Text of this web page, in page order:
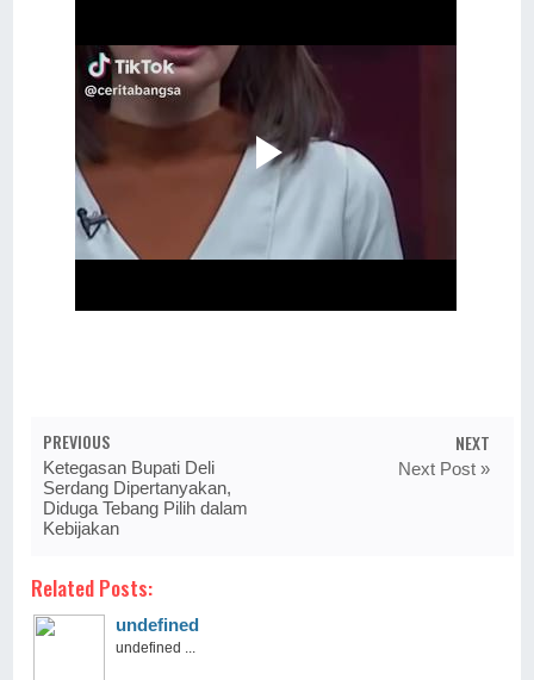
PREVIOUS
Ketegasan Bupati Deli
Serdang Dipertanyakan,
Diduga Tebang Pilih dalam
Kebijakan
NEXT
Next Post »
Related Posts:
undefined
undefined ...